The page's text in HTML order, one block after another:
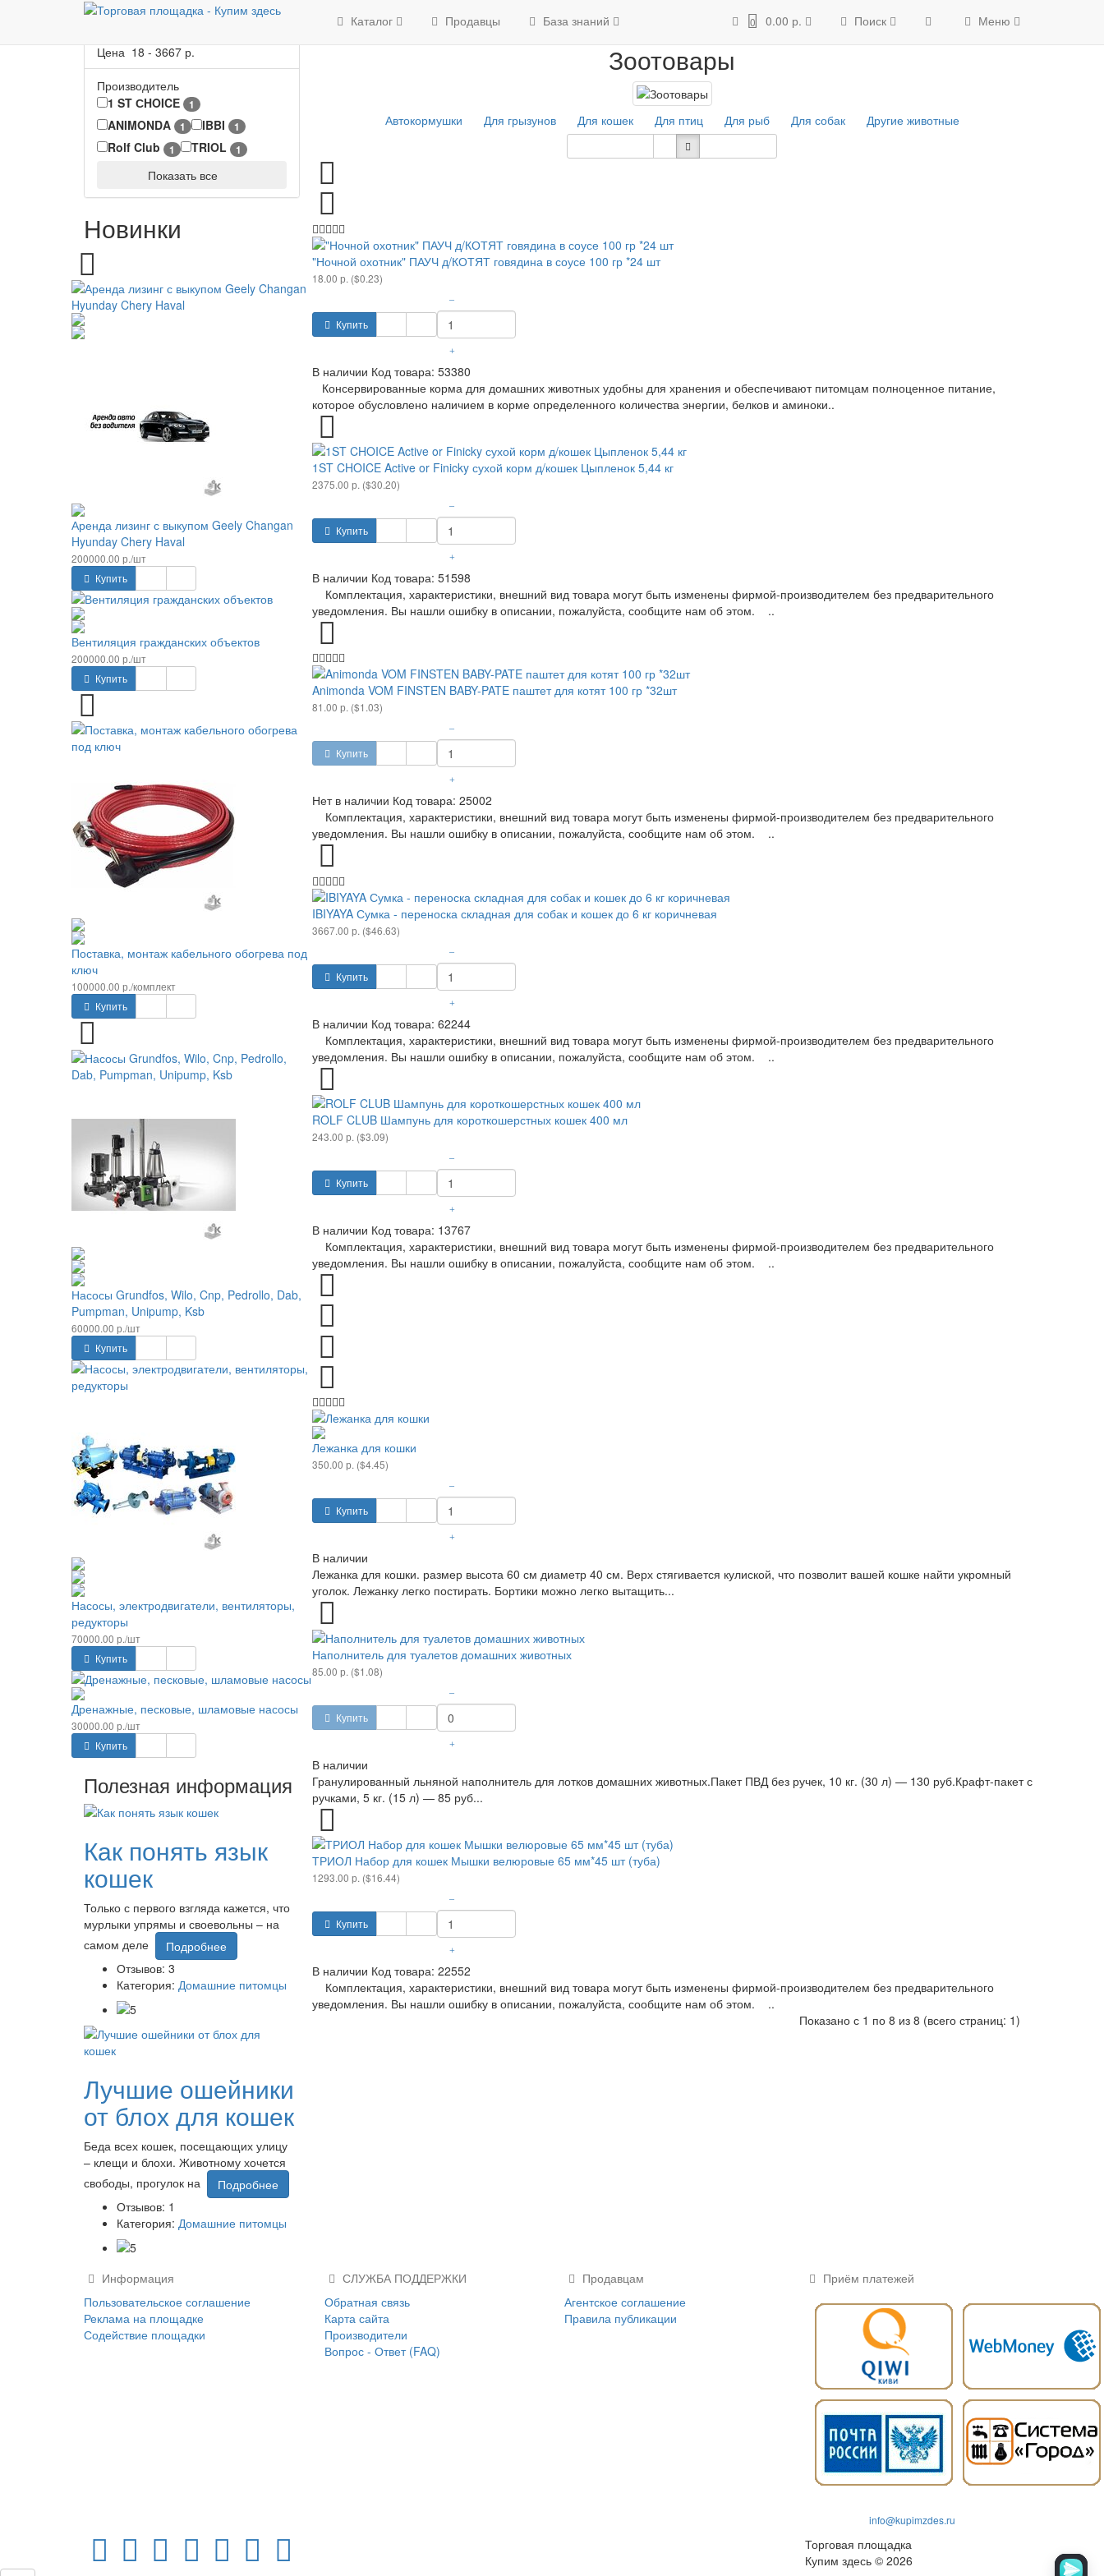
Каталог Продавцы База знаний 0 0.00 р. Поиск Меню
Параметры
Цена 18 - 3667 р.
Производитель
1 ST СHOICE
1
ANIMONDA 1 IBBI 1
Rolf Club 1 TRIOL 1
Показать все
Новинки
Аренда лизинг с выкупом Geely Changan
Hyunday Chery Haval
200000.00 р./шт
Купить
Вентиляция гражданских объектов
200000.00 р./шт
Купить
Поставка, монтаж кабельного обогрева под
ключ
100000.00 р./комплект
Купить
Насосы Grundfos, Wilo, Cnp, Pedrollo, Dab,
Pumpman, Unipump, Ksb
60000.00 р./шт
Купить
Насосы, электродвигатели, вентиляторы,
редукторы
70000.00 р./шт
Купить
Дренажные, песковые, шламовые насосы
30000.00 р./шт
Купить
Полезная информация
Как понять язык
кошек
Только с первого взгляда кажется, что
мурлыки упрямы и своевольны – на
самом деле
Подробнее
Отзывов: 3
Категория: Домашние питомцы
Лучшие ошейники
от блох для кошек
Беда всех кошек, посещающих улицу
– клещи и блохи. Животному хочется
свободы, прогулок на
Подробнее
Отзывов: 1
Категория: Домашние питомцы
Главная
Зоотовары
Автокормушки Для грызунов Для кошек Для птиц Для рыб Для собак Другие животные
"Ночной охотник" ПАУЧ д/КОТЯТ говядина в соусе 100 гр *24 шт
18.00 р. ($0.23)
Купить
–
+
В наличии Код товара: 53380
Консервированные корма для домашних животных удобны для хранения и обеспечивают питомцам полноценное питание,
которое обусловлено наличием в корме определенного количества энергии, белков и аминоки..
1ST CHOICE Active or Finicky сухой корм д/кошек Цыпленок 5,44 кг
2375.00 р. ($30.20)
Купить
–
+
В наличии Код товара: 51598
Комплектация, характеристики, внешний вид товара могут быть изменены фирмой-производителем без предварительного
уведомления. Вы нашли ошибку в описании, пожалуйста, сообщите нам об этом. ..
Animonda VOM FINSTEN BABY-PATE паштет для котят 100 гр *32шт
81.00 р. ($1.03)
Купить
–
+
Нет в наличии Код товара: 25002
Комплектация, характеристики, внешний вид товара могут быть изменены фирмой-производителем без предварительного
уведомления. Вы нашли ошибку в описании, пожалуйста, сообщите нам об этом. ..
IBIYAYA Сумка - переноска складная для собак и кошек до 6 кг коричневая
3667.00 р. ($46.63)
Купить
–
+
В наличии Код товара: 62244
Комплектация, характеристики, внешний вид товара могут быть изменены фирмой-производителем без предварительного
уведомления. Вы нашли ошибку в описании, пожалуйста, сообщите нам об этом. ..
ROLF CLUB Шампунь для короткошерстных кошек 400 мл
243.00 р. ($3.09)
Купить
–
+
В наличии Код товара: 13767
Комплектация, характеристики, внешний вид товара могут быть изменены фирмой-производителем без предварительного
уведомления. Вы нашли ошибку в описании, пожалуйста, сообщите нам об этом. ..
Лежанка для кошки
350.00 р. ($4.45)
Купить
–
+
В наличии
Лежанка для кошки. размер высота 60 см диаметр 40 см. Верх стягивается кулиской, что позволит вашей кошке найти укромный
уголок. Лежанку легко постирать. Бортики можно легко вытащить...
Наполнитель для туалетов домашних животных
85.00 р. ($1.08)
Купить
–
+
В наличии
Гранулированный льняной наполнитель для лотков домашних животных.Пакет ПВД без ручек, 10 кг. (30 л) — 130 руб.Крафт-пакет с
ручками, 5 кг. (15 л) — 85 руб...
ТРИОЛ Набор для кошек Мышки велюровые 65 мм*45 шт (туба)
1293.00 р. ($16.44)
Купить
–
+
В наличии Код товара: 22552
Комплектация, характеристики, внешний вид товара могут быть изменены фирмой-производителем без предварительного
уведомления. Вы нашли ошибку в описании, пожалуйста, сообщите нам об этом. ..
Показано с 1 по 8 из 8 (всего страниц: 1)
Информация
Пользовательское соглашение
Реклама на площадке
Содействие площадки
СЛУЖБА ПОДДЕРЖКИ
Обратная связь
Карта сайта
Производители
Вопрос - Ответ (FAQ)
Продавцам
Агентское соглашение
Правила публикации
Приём платежей
info@kupimzdes.ru
Торговая площадка
Купим здесь © 2026